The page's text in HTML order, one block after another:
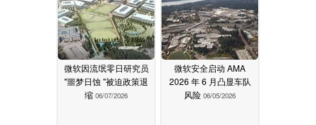
微软因流氓零日研究员
"噩梦日蚀 "被迫政策退
缩 06/07/2026
微软安全启动 AMA
2026 年 6 月凸显车队
风险 06/05/2026